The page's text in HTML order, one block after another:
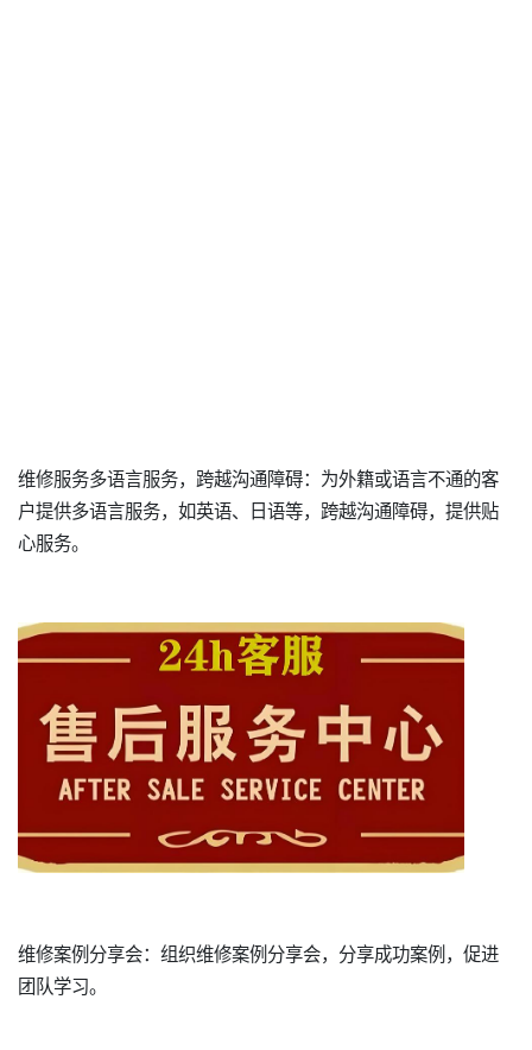
维修服务多语言服务，跨越沟通障碍：为外籍或语言不通的客
户提供多语言服务，如英语、日语等，跨越沟通障碍，提供贴
心服务。
维修案例分享会：组织维修案例分享会，分享成功案例，促进
团队学习。